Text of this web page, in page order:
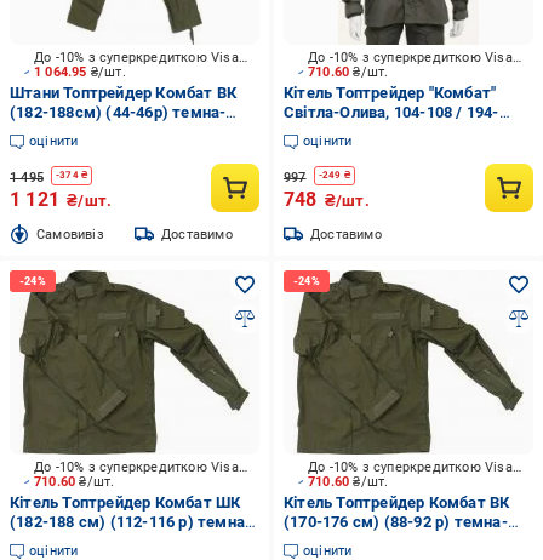
1 064.95 ₴/шт.
До -10% з суперкредиткою Visa Вигода
Штани Топтрейдер Комбат ВК
(182-188см) (44-46р) темна-
олива р.S
оцінити
1 495 -374₴
1 121 ₴/шт.
Cамовивіз Доставимо
710.60₴/шт.
До -10% з суперкредиткою Visa Вигода
Кітель Топтрейдер "Комбат"
Світла-Олива, 104-108 / 194-
200cм р.L
оцінити
997 -249 ₴
748 ₴/шт.
Доставимо
710.60₴/шт.
До -10% з суперкредиткою Visa Вигода
Кітель Топтрейдер Комбат ШК
(182-188 см) (112-116 р) темна-
олива р.XL
оцінити
710.60₴/шт.
До -10% з суперкредиткою Visa Вигода
Кітель Топтрейдер Комбат ВК
(170-176 см) (88-92 р) темна-
олива р.S
оцінити